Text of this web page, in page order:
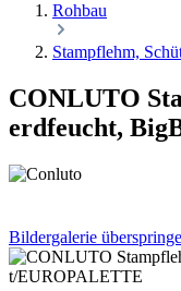
Rohbau
Stampflehm,
CONLUTO
erdfeucht,
Bildergalerie